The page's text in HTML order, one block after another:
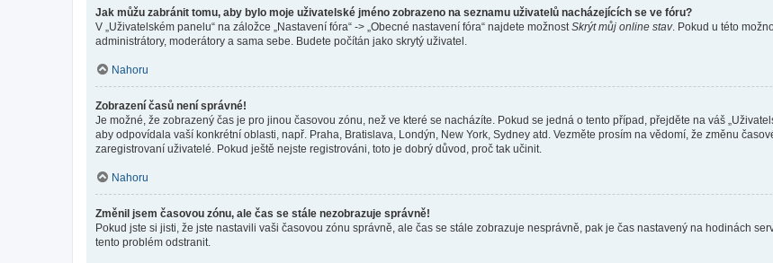
Jak můžu zabránit tomu, aby bylo moje uživatelské jméno zobrazeno na seznamu uživatelů nacházejících se ve fóru?
V „Uživatelském panelu“ na záložce „Nastavení fóra“ -> „Obecné nastavení fóra“ najdete možnost Skrýt můj online stav. Pokud u této
administrátory, moderátory a sama sebe. Budete počítán jako skrytý uživatel.
Nahoru
Zobrazení časů není správné!
Je možné, že zobrazený čas je pro jinou časovou zónu, než ve které se nacházíte. Pokud se jedná o tento případ, přejděte na váš
aby odpovídala vaší konkrétní oblasti, např. Praha, Bratislava, Londýn, New York, Sydney atd. Vezměte prosím na vědomí, že změnu
zaregistrovaní uživatelé. Pokud ještě nejste registrováni, toto je dobrý důvod, proč tak učinit.
Nahoru
Změnil jsem časovou zónu, ale čas se stále nezobrazuje správně!
Pokud jste si jisti, že jste nastavili vaši časovou zónu správně, ale čas se stále zobrazuje nesprávně, pak je čas nastavený na hodinách
tento problém odstranit.